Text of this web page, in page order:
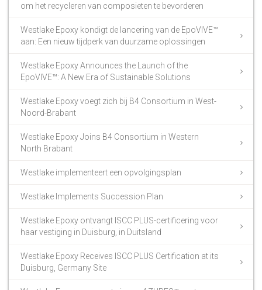
om het recycleren van composieten te bevorderen
Westlake Epoxy kondigt de lancering van de EpoVIVE™
aan: Een nieuw tijdperk van duurzame oplossingen
Westlake Epoxy Announces the Launch of the
EpoVIVE™: A New Era of Sustainable Solutions
Westlake Epoxy voegt zich bij B4 Consortium in West-
Noord-Brabant
Westlake Epoxy Joins B4 Consortium in Western
North Brabant
Westlake implementeert een opvolgingsplan
Westlake Implements Succession Plan
Westlake Epoxy ontvangt ISCC PLUS-certificering voor
haar vestiging in Duisburg, in Duitsland
Westlake Epoxy Receives ISCC PLUS Certification at its
Duisburg, Germany Site